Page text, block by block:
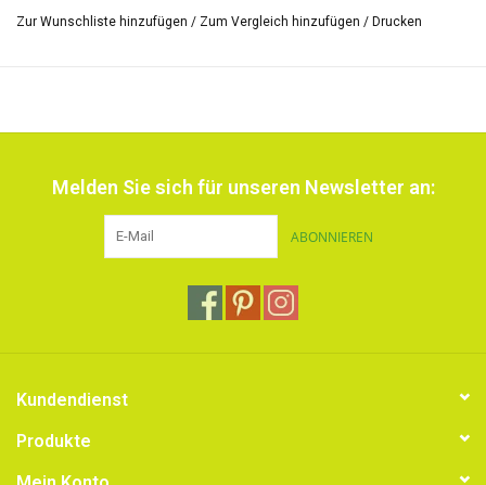
Zur Wunschliste hinzufügen / Zum Vergleich hinzufügen / Drucken
Melden Sie sich für unseren Newsletter an:
ABONNIEREN
Kundendienst
Produkte